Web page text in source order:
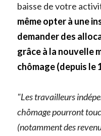
baisse de votre
même opter à une
demander des
grâce à la nouvelle
chômage (depuis le
"Les travailleurs
chômage pourront
(notamment des